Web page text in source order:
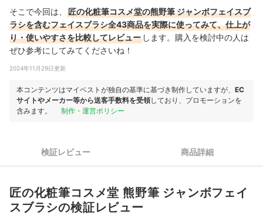
そこで今回は、
匠の化粧筆コスメ堂の熊野筆 ジャンボフェイスブ
ラシを含むフェイスブラシ全43商品を実際に使ってみて、仕上が
り・使いやすさを⽐較してレビュー します。購⼊を検討中の人は
ぜひ参考にしてみてくださいね！
2024年11月29日更新
本コンテンツはマイベストが独自の基準に基づき制作していますが、 EC
サイトやメーカー等から送客手数料を受領しており、プロモーションを
含みます。
制作・運営ポリシー
検証レビュー 商品詳細
匠の化粧筆コスメ堂 熊野筆 ジャンボフェイ
スブラシの検証レビュー